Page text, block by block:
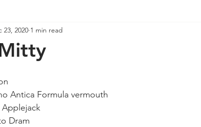
Repasado
23, 2020 1 min read
Antica Formula vermouth
Applejack
Dram